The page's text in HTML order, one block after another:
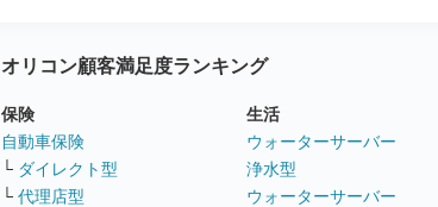
オリコン顧客満足度ランキング
保険
自動車保険
└ ダイレクト型
└ 代理店型
生活
ウォーターサーバー
浄水型
ウォーターサーバー